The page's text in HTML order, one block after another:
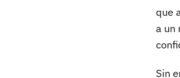
que
a un
Sin